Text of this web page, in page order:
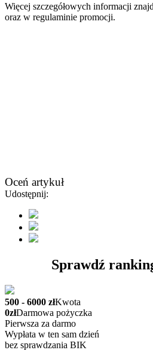
Więcej szczegółowych informacji
oraz w regulaminie promocji.
Oceń artykuł
Udostępnij:
Sprawdź
500 - 6000 złKwota
0złDarmowa pożyczka
Pierwsza za darmo
Wypłata w ten sam dzień
bez sprawdzania BIK